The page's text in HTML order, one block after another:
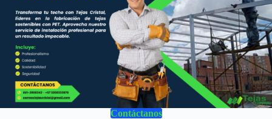
Contáctanos